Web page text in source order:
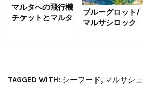
マルタへの飛行機
チケットとマルタ
ブルーグロット/
マルサシロック
TAGGED WITH: シーフード, マルサシ